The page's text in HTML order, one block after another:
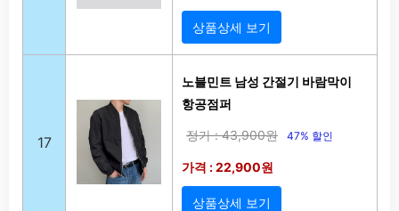
상품상세 보기
17
노블민트 남성 간절기 바람막이
항공점퍼
정가 : 43,900원 47% 할인
가격 : 22,900원
상품상세 보기